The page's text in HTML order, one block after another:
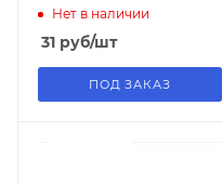
Нет в наличии
31 руб/шт
ПОД ЗАКАЗ